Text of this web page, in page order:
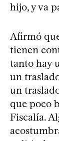
hijo, y va
Afirmó
tienen
tanto hay
un
un
que poco
Fiscalía.